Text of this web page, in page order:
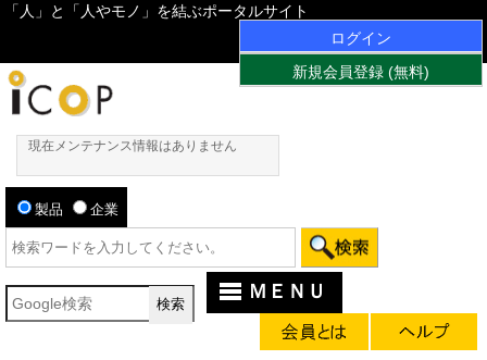
「人」と「人やモノ」を結ぶポータルサイト
ログイン
新規会員登録 (無料)
現在メンテナンス情報はありません
製品 企業
ＭＥＮＵ